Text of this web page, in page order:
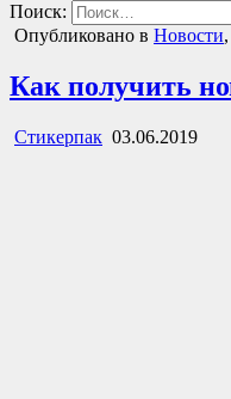
Поиск:
Опубликовано в Новости,
Как получить
Стикерпак 03.06.2019